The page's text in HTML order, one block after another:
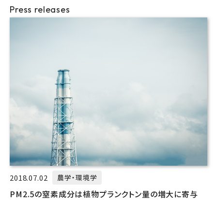
Press releases
2018.07.02 農学・環境学
PM2.5の窒素成分は植物プランクトン量の増大に寄与